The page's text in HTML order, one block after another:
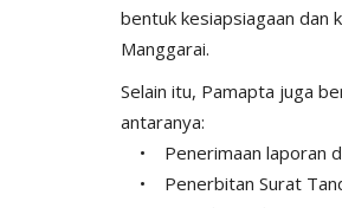
bentuk kesiapsiagaan dan
Manggarai.
Selain itu, Pamapta juga
antaranya:
• Penerimaan laporan
• Penerbitan Surat